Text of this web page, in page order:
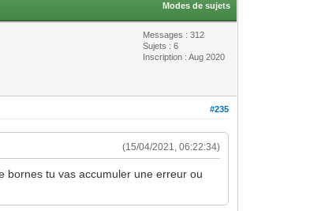
Modes de sujets
Messages : 312
Sujets : 6
Inscription : Aug 2020
#235
(15/04/2021, 06:22:34)
bornes tu vas accumuler une erreur ou